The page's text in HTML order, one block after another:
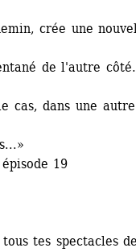
crée une
de l'autre
cas, dans une autre
19
tes spectacles